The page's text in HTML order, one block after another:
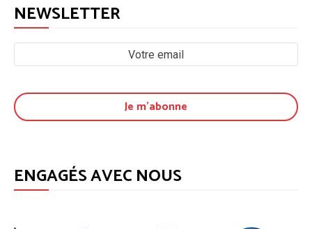
NEWSLETTER
ENGAGÉS AVEC NOUS